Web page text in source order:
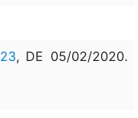
, DE 05/02/2020.